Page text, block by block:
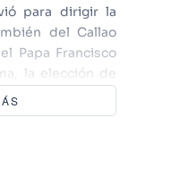
para dirigir la
del Callao
Papa Francisco
la elección de
del mundo. En
ahora conocido
Prevost había